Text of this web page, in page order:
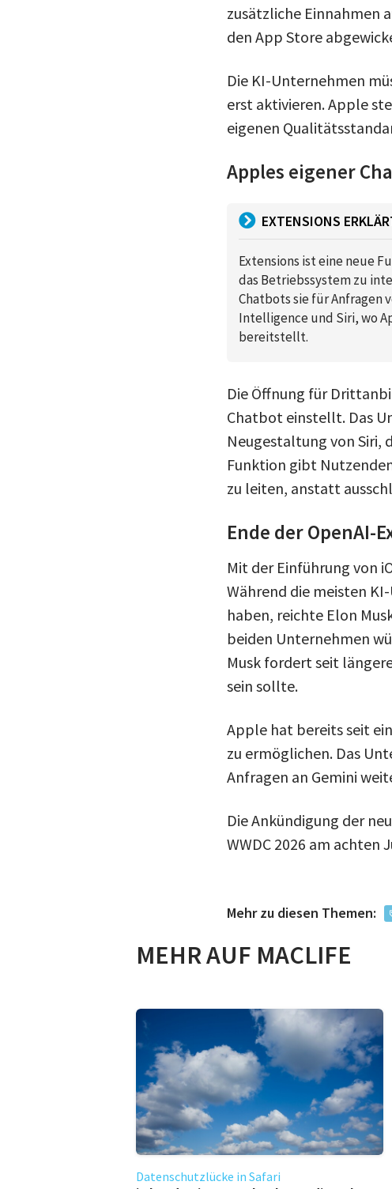
zusätzliche Einnahmen
den App Store
Die KI-Unternehmen
erst aktivieren. Apple
eigenen
Apples eigener
EXTENSIONS
Extensions ist eine neue
das Betriebssystem zu
Chatbots sie für Anfragen
Intelligence und Siri, wo
bereitstellt.
Die Öffnung für
Chatbot einstellt. Das
Neugestaltung von Siri,
Funktion gibt
zu leiten, anstatt
Ende der OpenAI-
Mit der Einführung von
Während die meisten
haben, reichte Elon
beiden Unternehmen
Musk fordert seit
sein sollte.
Apple hat bereits seit
zu ermöglichen. Das
Anfragen an Gemini
Die Ankündigung der
WWDC 2026 am
Mehr zu diesen Themen:
MEHR AUF MACLIFE
Datenschutzlücke in Safari